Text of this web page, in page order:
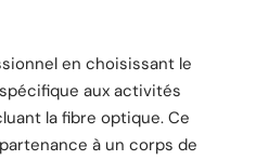
en choisissant le
aux activités
la fibre optique. Ce
à un corps de